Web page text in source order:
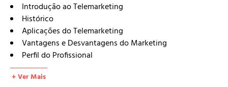
Introdução ao Telemarketing
Histórico
Aplicações do Telemarketing
Vantagens e Desvantagens do Marketing
Perfil do Profissional
Atitudes e Comportamento dos Operadores de
Telemarketing
+ Ver Mais